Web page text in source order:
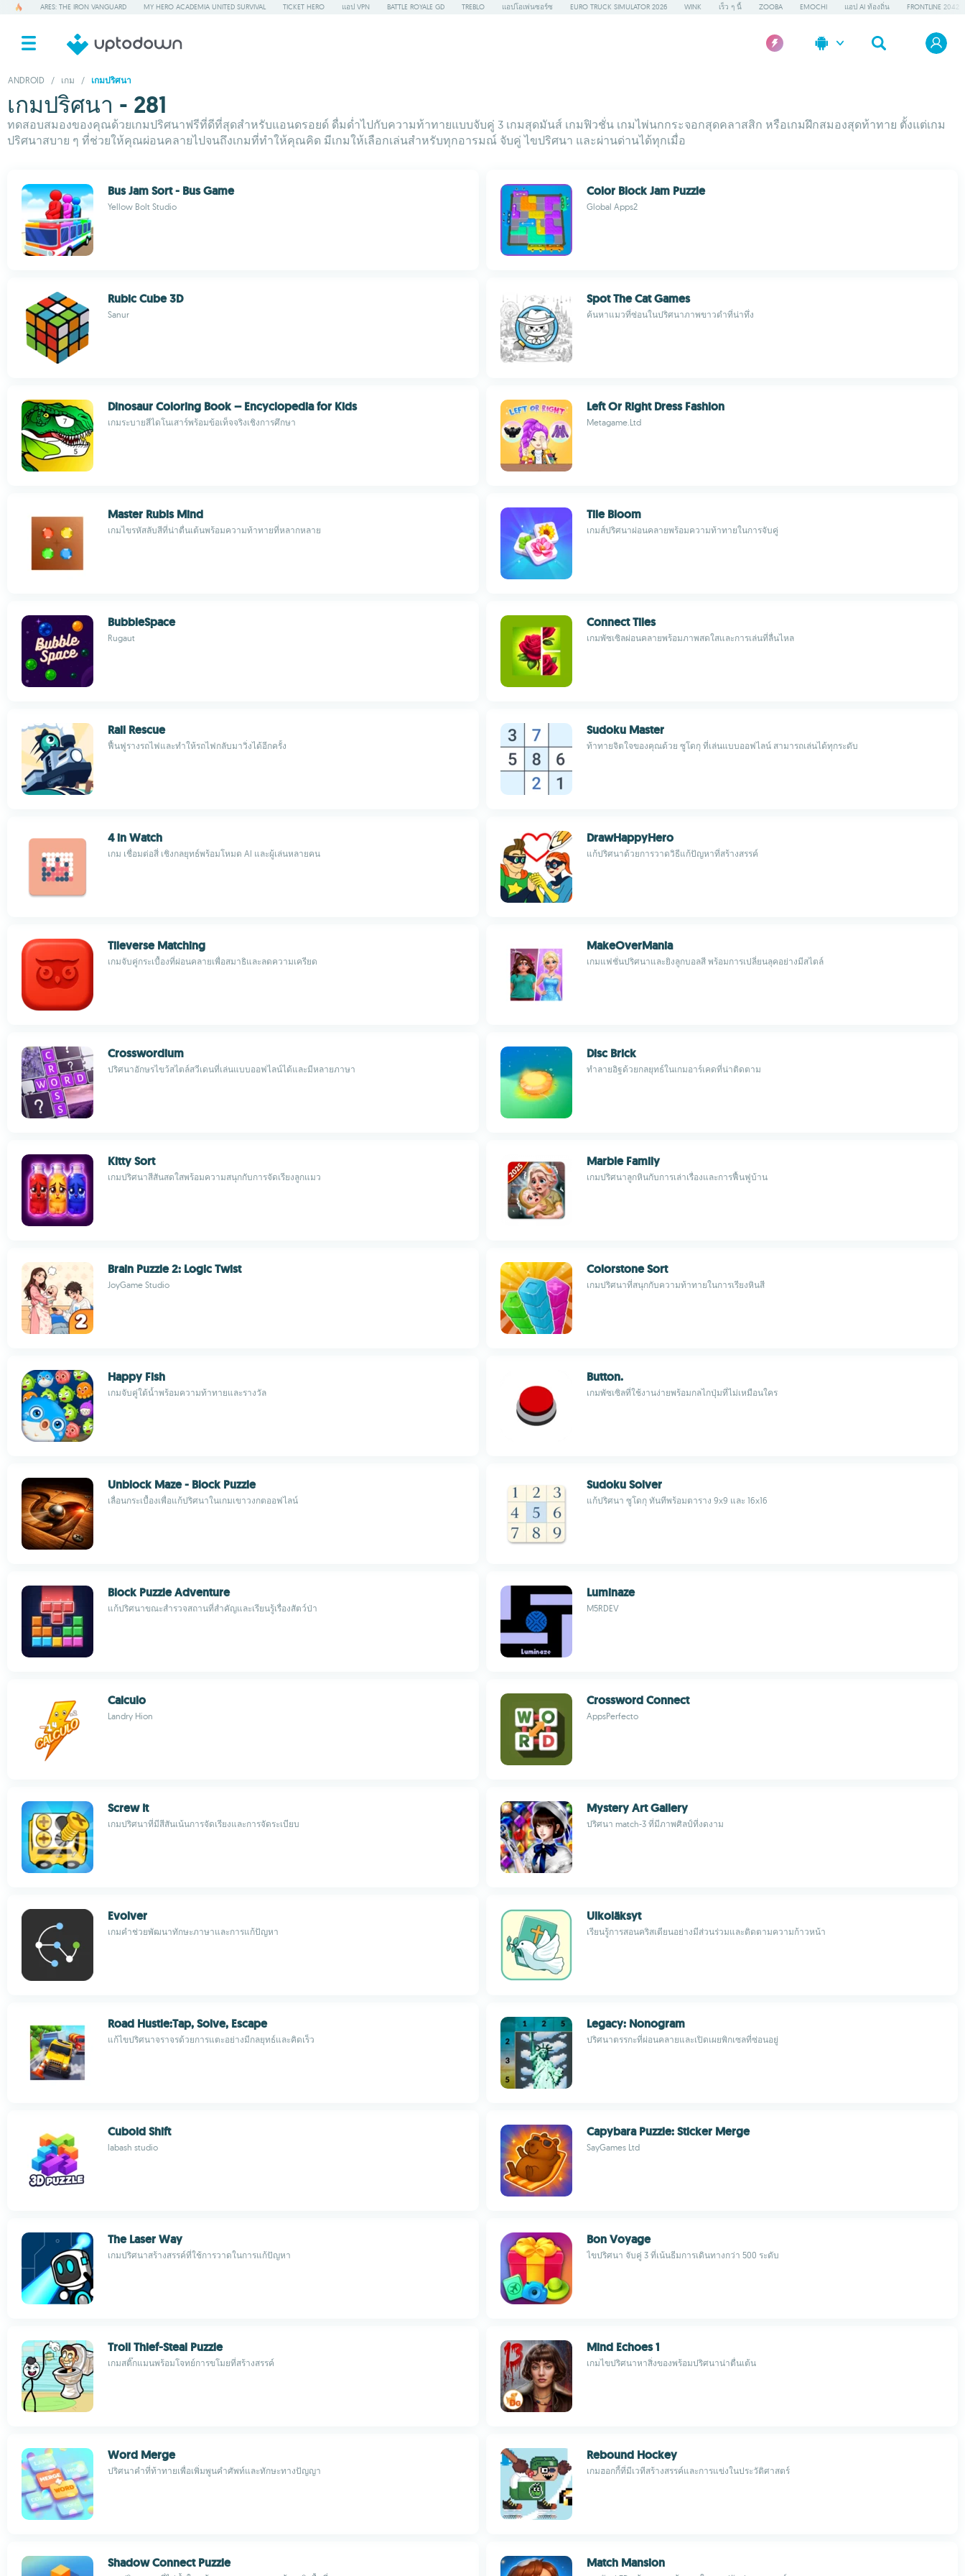
ARES: THE IRON VANGUARD MY HERO ACADEMIA UNITED SURVIVAL TICKET HERO แอป VPN BATTLE ROYALE GD TREBLO แอปโอเพ่นซอร์ซ EURO TRUCK SIMULATOR 2026 WINK เร็ว ๆ นี้ ZOOBA EMOCHI แอป AI ท้องถิ่น FRONTLINE 2042
ANDROID / เกม / เกมปริศนา
เกมปริศนา - 281
ทดสอบสมองของคุณด้วยเกมปริศนาฟรีที่ดีที่สุดสำหรับแอนดรอยด์ ดื่มด่ำไปกับความท้าทายแบบจับคู่ 3 เกมสุดมันส์ เกมฟิวชั่น เกมไพ่นกกระจอกสุดคลาสสิก หรือเกมฝึกสมองสุดท้าทาย ตั้งแต่เกม
ปริศนาสบาย ๆ ที่ช่วยให้คุณผ่อนคลายไปจนถึงเกมที่ทำให้คุณคิด มีเกมให้เลือกเล่นสำหรับทุกอารมณ์ จับคู่ ไขปริศนา และผ่านด่านได้ทุกเมื่อ
Bus Jam Sort - Bus Game
Yellow Bolt Studio
Color Block Jam Puzzle
Global Apps2
Rubic Cube 3D
Sanur
Spot The Cat Games
ค้นหาแมวที่ซ่อนในปริศนาภาพขาวดำที่น่าทึ่ง
Dinosaur Coloring Book – Encyclopedia for Kids
เกมระบายสีไดโนเสาร์พร้อมข้อเท็จจริงเชิงการศึกษา
Left Or Right Dress Fashion
Metagame.Ltd
Master Rubis Mind
เกมไขรหัสลับสีที่น่าตื่นเต้นพร้อมความท้าทายที่หลากหลาย
Tile Bloom
เกมส์ปริศนาผ่อนคลายพร้อมความท้าทายในการจับคู่
BubbleSpace
Rugaut
Connect Tiles
เกมพัซเซิลผ่อนคลายพร้อมภาพสดใสและการเล่นที่ลื่นไหล
Rail Rescue
ฟื้นฟูรางรถไฟและทำให้รถไฟกลับมาวิ่งได้อีกครั้ง
Sudoku Master
ท้าทายจิตใจของคุณด้วย ซูโดกุ ที่เล่นแบบออฟไลน์ สามารถเล่นได้ทุกระดับ
4 in Watch
เกม เชื่อมต่อสี่ เชิงกลยุทธ์พร้อมโหมด AI และผู้เล่นหลายคน
DrawHappyHero
แก้ปริศนาด้วยการวาดวิธีแก้ปัญหาที่สร้างสรรค์
Tileverse Matching
เกมจับคู่กระเบื้องที่ผ่อนคลายเพื่อสมาธิและลดความเครียด
MakeOverMania
เกมแฟชั่นปริศนาและยิงลูกบอลสี พร้อมการเปลี่ยนลุคอย่างมีสไตล์
Crosswordium
ปริศนาอักษรไขว้สไตล์สวีเดนที่เล่นแบบออฟไลน์ได้และมีหลายภาษา
Disc Brick
ทำลายอิฐด้วยกลยุทธ์ในเกมอาร์เคดที่น่าติดตาม
Kitty Sort
เกมปริศนาสีสันสดใสพร้อมความสนุกกับการจัดเรียงลูกแมว
Marble Family
เกมปริศนาลูกหินกับการเล่าเรื่องและการฟื้นฟูบ้าน
Brain Puzzle 2: Logic Twist
JoyGame Studio
Colorstone Sort
เกมปริศนาที่สนุกกับความท้าทายในการเรียงหินสี
Happy Fish
เกมจับคู่ใต้น้ำพร้อมความท้าทายและรางวัล
Button.
เกมพัซเซิลที่ใช้งานง่ายพร้อมกลไกปุ่มที่ไม่เหมือนใคร
Unblock Maze - Block Puzzle
เลื่อนกระเบื้องเพื่อแก้ปริศนาในเกมเขาวงกตออฟไลน์
Sudoku Solver
แก้ปริศนา ซูโดกุ ทันทีพร้อมตาราง 9x9 และ 16x16
Block Puzzle Adventure
แก้ปริศนาขณะสำรวจสถานที่สำคัญและเรียนรู้เรื่องสัตว์ป่า
Luminaze
M5RDEV
Calculo
Landry Hion
Crossword Connect
AppsPerfecto
Screw It
เกมปริศนาที่มีสีสันเน้นการจัดเรียงและการจัดระเบียบ
Mystery Art Gallery
ปริศนา match-3 ที่มีภาพศิลป์ที่งดงาม
Evolver
เกมคําช่วยพัฒนาทักษะภาษาและการแก้ปัญหา
Ulkoläksyt
เรียนรู้การสอนคริสเตียนอย่างมีส่วนร่วมและติดตามความก้าวหน้า
Road Hustle:Tap, Solve, Escape
แก้ไขปริศนาจราจรด้วยการแตะอย่างมีกลยุทธ์และคิดเร็ว
Legacy: Nonogram
ปริศนาตรรกะที่ผ่อนคลายและเปิดเผยพิกเซลที่ซ่อนอยู่
Cuboid Shift
labash studio
Capybara Puzzle: Sticker Merge
SayGames Ltd
The Laser Way
เกมปริศนาสร้างสรรค์ที่ใช้การวาดในการแก้ปัญหา
Bon Voyage
ไขปริศนา จับคู่ 3 ที่เน้นธีมการเดินทางกว่า 500 ระดับ
Troll Thief-Steal Puzzle
เกมสติ๊กแมนพร้อมโจทย์การขโมยที่สร้างสรรค์
Mind Echoes 1
เกมไขปริศนาหาสิ่งของพร้อมปริศนาน่าตื่นเต้น
Word Merge
ปริศนาคำที่ท้าทายเพื่อเพิ่มพูนคำศัพท์และทักษะทางปัญญา
Rebound Hockey
เกมฮอกกี้ที่มีเวทีสร้างสรรค์และการแข่งในประวัติศาสตร์
Shadow Connect Puzzle Match Mansion